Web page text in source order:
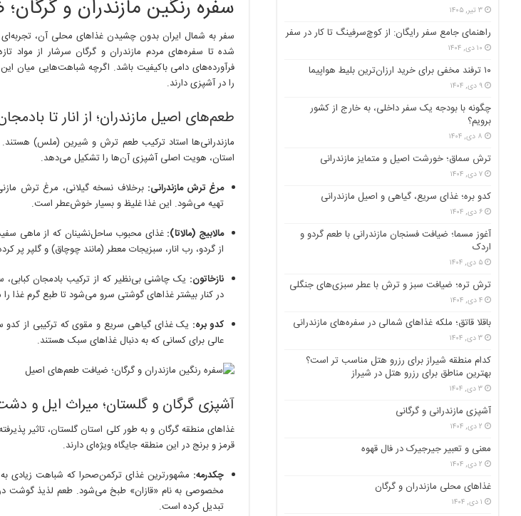
سفره رنگین مازندران و
سفر به شمال ایران بدون چشیدن غذاهای محلی آن،
شده تا سفره‌های مردم مازندران و گرگان سرشار از
فرآورده‌های دامی باکیفیت باشد. اگرچه شباهت‌هایی میان
را در آشپزی دارند.
طعم‌های اصیل مازندران؛ از انار تا
مازندرانی‌ها استاد ترکیب طعم ترش و شیرین (ملس) هستند.
استان، هویت اصلی آشپزی آن‌ها را تشکیل می‌دهد.
مرغ ترش مازندرانی: برخلاف نسخه گیلانی، مرغ ترش
تهیه می‌شود. این غذا غلیظ و بسیار خوش‌عطر است.
مالابیج (مالاتا): غذای محبوب ساحل‌نشینان که از ماهی
از گردو، رب انار، سبزیجات معطر (مانند چوچاق) و گلپر پر
نازخاتون: یک چاشنی بی‌نظیر که از ترکیب بادمجان
در کنار بیشتر غذاهای گوشتی سرو می‌شود تا طبع گرم غذا را
کدو بره: یک غذای گیاهی سریع و مقوی که ترکیبی از کدو
عالی برای کسانی که به دنبال غذاهای سبک هستند.
آشپزی گرگان و گلستان؛ میراث ایل و
غذاهای منطقه گرگان و به طور کلی استان گلستان، تاثیر
قرمز و برنج در این منطقه جایگاه ویژه‌ای دارند.
چکدرمه: مشهورترین غذای ترکمن‌صحرا که شباهت زیادی
مخصوصی به نام «قازان» طبخ می‌شود. طعم لذیذ گوشت
تبدیل کرده است.
۳ تیر, ۱۴۰۵
راهنمای جامع سفر رایگان: از کوچ‌سرفینگ تا کار در سفر
۱۰ دی, ۱۴۰۴
۱۰ ترفند مخفی برای خرید ارزان‌ترین بلیط هواپیما
۹ دی, ۱۴۰۴
چگونه با بودجه یک سفر داخلی، به خارج از کشور
برویم؟
۸ دی, ۱۴۰۴
ترش سماق؛ خورشت اصیل و متمایز مازندرانی
۷ دی, ۱۴۰۴
کدو بره؛ غذای سریع، گیاهی و اصیل مازندرانی
۶ دی, ۱۴۰۴
آغوز مسما؛ ضیافت فسنجان مازندرانی با طعم گردو و
اردک
۵ دی, ۱۴۰۴
ترش تره؛ ضیافت سبز و ترش با عطر سبزی‌های جنگلی
۴ دی, ۱۴۰۴
باقلا قاتق؛ ملکه غذاهای شمالی در سفره‌های مازندرانی
۳ دی, ۱۴۰۴
کدام منطقه شیراز برای رزرو هتل مناسب ‌تر است؟
بهترین مناطق برای رزرو هتل در شیراز
۳ دی, ۱۴۰۴
آشپزی مازندرانی و گرگانی
۲ دی, ۱۴۰۴
معنی و تعبیر جیرجیرک در فال قهوه
۲ دی, ۱۴۰۴
غذاهای محلی مازندران و گرگان
۱ دی, ۱۴۰۴